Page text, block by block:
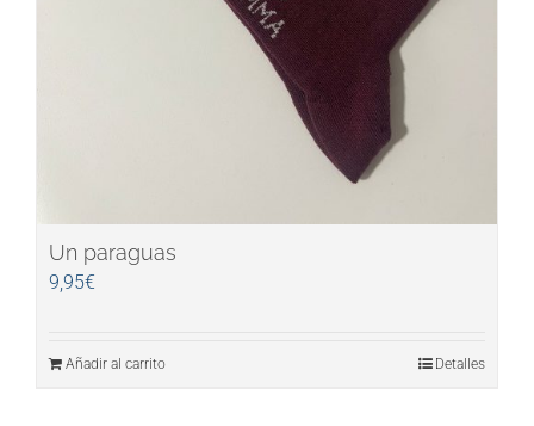
Un paraguas
9,95€
Añadir al carrito Detalles